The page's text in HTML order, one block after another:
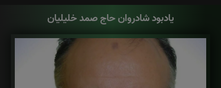
یادبود شادروان حاج صمد خلیلیان